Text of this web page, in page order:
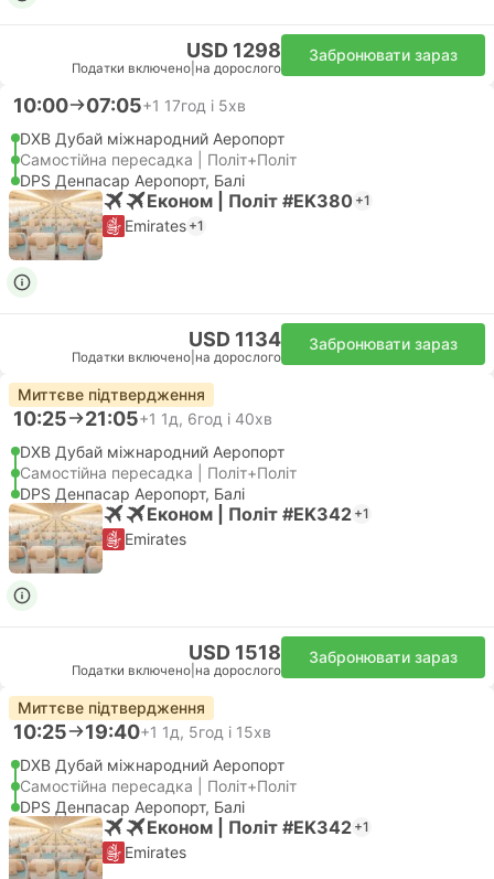
USD 1298
Податки включено на дорослого
Забронювати зараз
10:00 07:05+1 17год і 5хв
DXB Дубай міжнародний Аеропорт
Самостійна пересадка | Політ+Політ
DPS Денпасар Аеропорт, Балі
Економ | Політ #EK380 +1
Emirates +1
USD 1134
Податки включено на дорослого
Забронювати зараз
Миттєве підтвердження
10:25 21:05+1 1д, 6год і 40хв
DXB Дубай міжнародний Аеропорт
Самостійна пересадка | Політ+Політ
DPS Денпасар Аеропорт, Балі
Економ | Політ #EK342 +1
Emirates
USD 1518
Податки включено на дорослого
Забронювати зараз
Миттєве підтвердження
10:25 19:40+1 1д, 5год і 15хв
DXB Дубай міжнародний Аеропорт
Самостійна пересадка | Політ+Політ
DPS Денпасар Аеропорт, Балі
Економ | Політ #EK342 +1
Emirates